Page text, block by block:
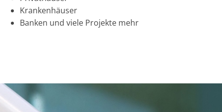
Krankenhäuser
Banken und viele Projekte mehr